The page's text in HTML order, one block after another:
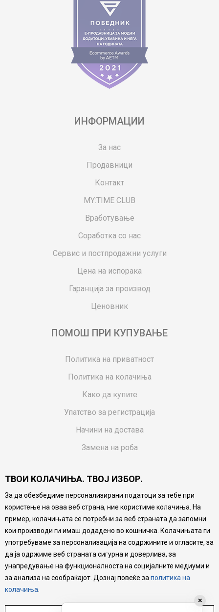
ИНФОРМАЦИИ
За нас
Продавници
Контакт
MY:TIME CLUB
Вработување
Соработка со нас
Сервис и постпродажни услуги
Цена на испорака
Гаранција за производ
Ценовник
ПОМОШ ПРИ КУПУВАЊЕ
Политика на приватност
Политика на колачиња
Како да купите
Упатство за регистрација
Начини на достава
Замена на роба
Ваучери
Product Finder
FAQs
Настојуваме да бидеме што попрецизни во описот на
производите, прикажување на слики и цени, но не
можеме да гарантираме дека сите информации се
комплетни и без грешка. Сите производи се дел од
нашата понуда, но не се подразбира дека мора да се
достапни во секој момент.
ТВОИ КОЛАЧИЊА. ТВОЈ ИЗБОР.
За да обезбедиме персонализирани податоци за тебе при
користење на оваа веб страна, ние користиме колачиња. На
пример, колачињата се потребни за веб страната да запомни
кои производи ги имаш додадено во кошничка. Колачињата ги
употребуваме за персонализација на содржините и огласите, за
да ја одржиме веб страната сигурна и доверлива, за
унапредување на функционалноста на социјалните медиуми и
за анализа на сообраќајот. Дознај повеќе за политика на
колачиња
✕